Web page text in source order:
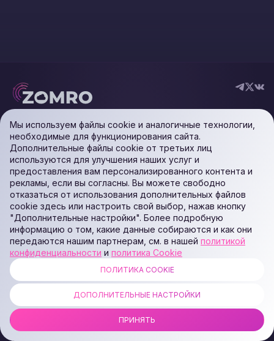
УСЛУГИ
Конструктор сайтов
Облачные Premium VPS
VPS в Польше
VPS в США
VPS в Германии
Linux VPS Сервера
Облачные Basic VPS
Облачные дешевые VPS
Облачные Storage VPS
Облачные Forex VPS
Выделенные серверы
GPU серверы
Виртуальный хостинг
Домены
Сравнение
VDS
Wordpress
Ispmanager
CPanel
Удаленный рабочий стол
Хостинг для iGaming
проектов
Платная поддержка
Услуги администрирования
и обслуживания серверов
О НАС
Мы используем файлы cookie и аналогичные технологии,
необходимые для функционирования сайта.
Дополнительные файлы cookie от третьих лиц
используются для улучшения наших услуг и
предоставления вам персонализированного контента и
рекламы, если вы согласны. Вы можете свободно
отказаться от использования дополнительных файлов
cookie здесь или настроить свой выбор, нажав кнопку
"Дополнительные настройки". Более подробную
информацию о том, какие данные собираются и как они
передаются нашим партнерам, см. в нашей политикой
конфиденциальности и политика Cookie
ПОЛИТИКА COOKIE
ДОПОЛНИТЕЛЬНЫЕ НАСТРОЙКИ
ПРИНЯТЬ